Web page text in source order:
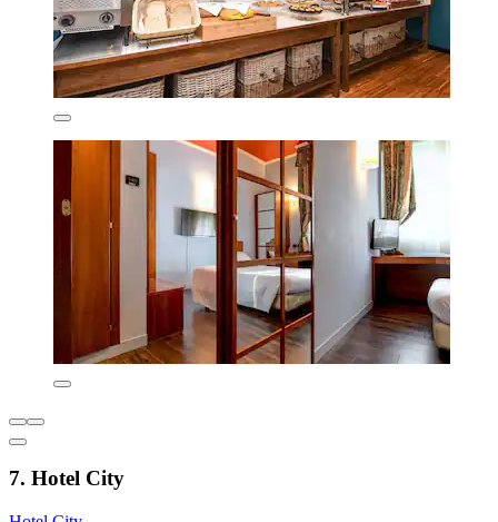
7. Hotel City